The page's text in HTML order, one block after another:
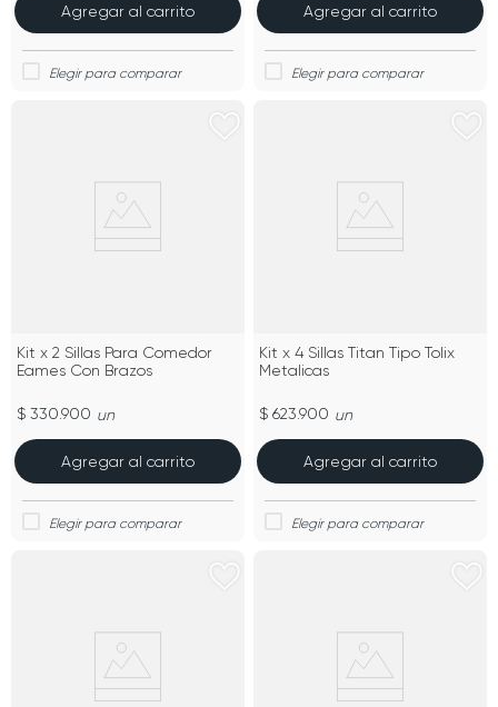
Agregar al carrito Agregar al carrito
Kit x 2 Sillas Para Comedor
Eames Con Brazos
$ 330.900 un
Agregar al carrito
Kit x 4 Sillas Titan Tipo Tolix
Metalicas
$ 623.900 un
Agregar al carrito